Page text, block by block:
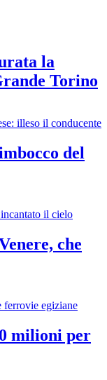
la
Torino
del
che
milioni per